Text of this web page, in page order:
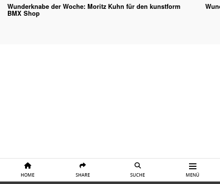
HOME SHARE SUCHE MENÜ
Wunderknabe der Woche: Moritz Kuhn für den kunstform
BMX Shop